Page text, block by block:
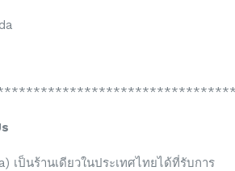
เป็นร้านเดียวในประเทศไทยได้ที่รับการ